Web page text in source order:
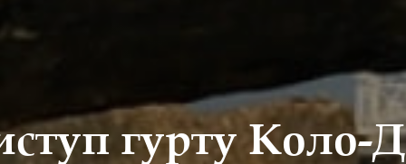
гурту Коло-